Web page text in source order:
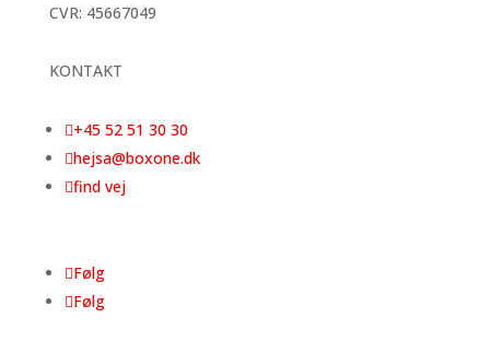
CVR: 45667049
KONTAKT
+45 52 51 30 30
hejsa@boxone.dk
find vej
Følg
Følg